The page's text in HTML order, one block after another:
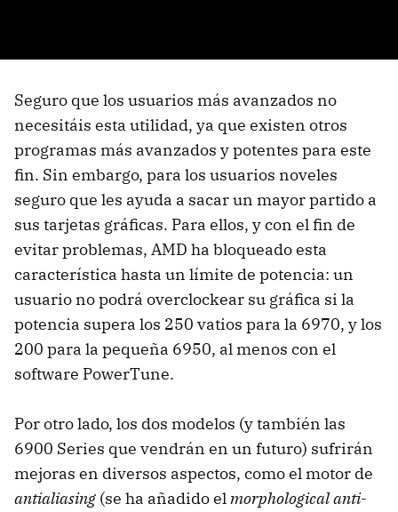
Seguro que los usuarios más avanzados no
necesitáis esta utilidad, ya que existen otros
programas más avanzados y potentes para este
fin. Sin embargo, para los usuarios noveles
seguro que les ayuda a sacar un mayor partido a
sus tarjetas gráficas. Para ellos, y con el fin de
evitar problemas, AMD ha bloqueado esta
característica hasta un límite de potencia: un
usuario no podrá overclockear su gráfica si la
potencia supera los 250 vatios para la 6970, y los
200 para la pequeña 6950, al menos con el
software PowerTune.
Por otro lado, los dos modelos (y también las
6900 Series que vendrán en un futuro) sufrirán
mejoras en diversos aspectos, como el motor de
antialiasing (se ha añadido elmorphological anti-